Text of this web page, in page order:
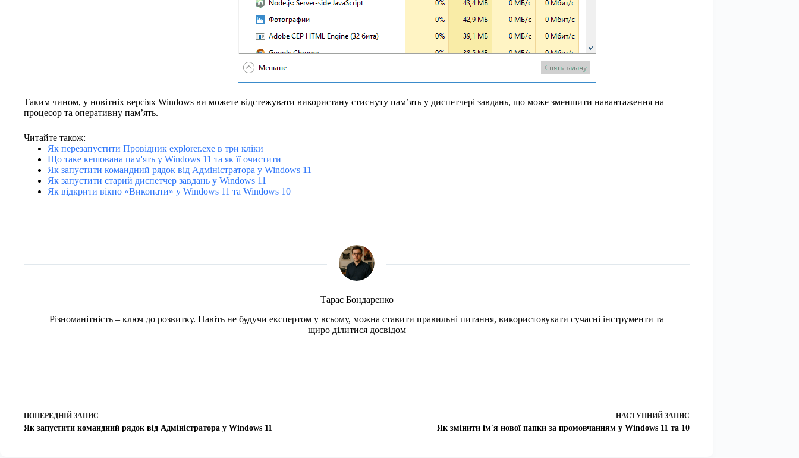
Таким чином, у новітніх версіях Windows ви можете відстежувати використану стиснуту пам’ять у диспетчері завдань, що може зменшити навантаження на
процесор та оперативну пам’ять.
Читайте також:
Як перезапустити Провідник explorer.exe в три кліки
Що таке кешована пам'ять у Windows 11 та як її очистити
Як запустити командний рядок від Адміністратора у Windows 11
Як запустити старий диспетчер завдань у Windows 11
Як відкрити вікно «Виконати» у Windows 11 та Windows 10
Тарас Бондаренко
Різноманітність – ключ до розвитку. Навіть не будучи експертом у всьому, можна ставити правильні питання, використовувати сучасні інструменти та
щиро ділитися досвідом
ПОПЕРЕДНІЙ ЗАПИС
Як запустити командний рядок від Адміністратора у Windows 11
НАСТУПНИЙ ЗАПИС
Як змінити ім'я нової папки за промовчанням у Windows 11 та 10